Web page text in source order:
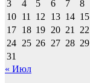
3
4 5 6 7 8
10 11 12 13 14 15
17 18 19 20 21 22
24 25 26 27 28 29
31
« Июл